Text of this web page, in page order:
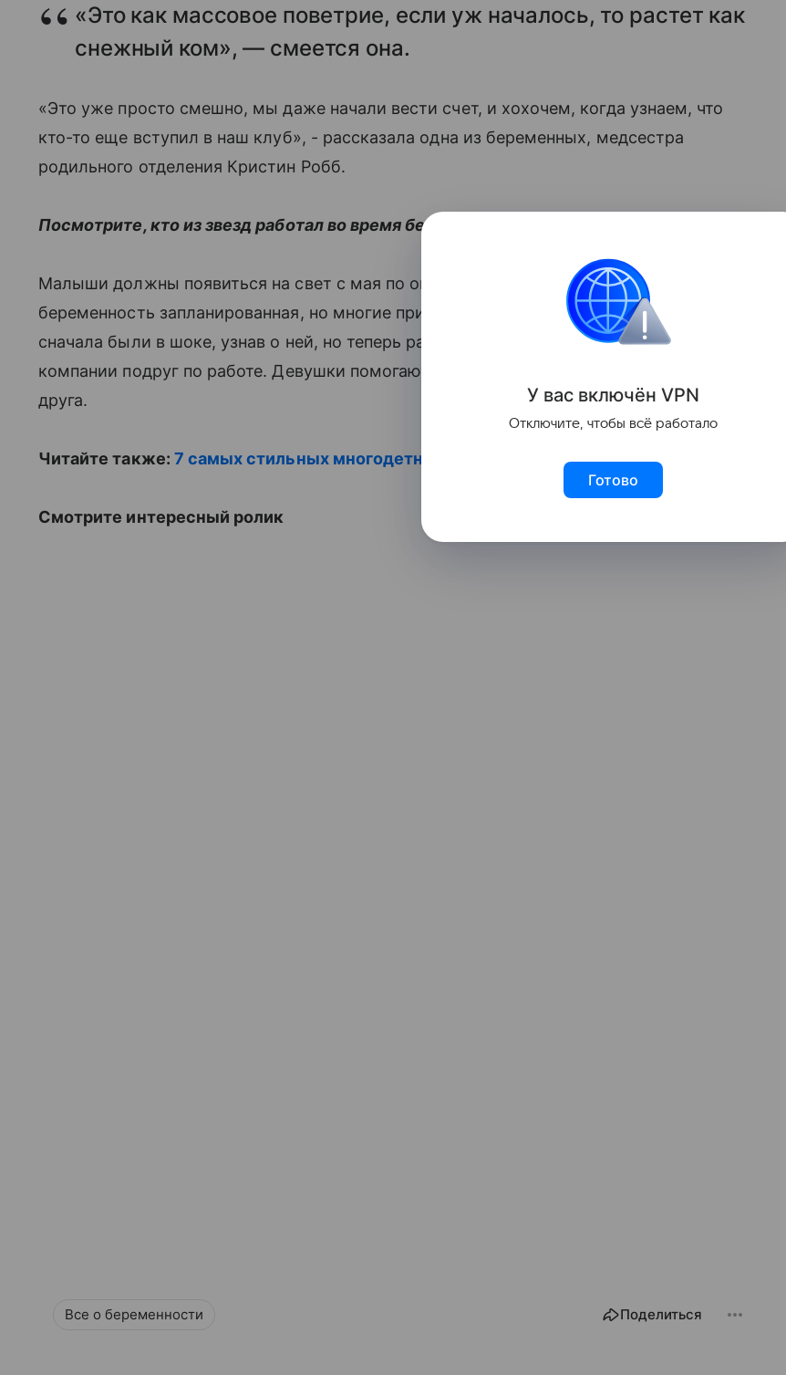
«Это как массовое поветрие, если уж началось, то растет как
снежный ком», — смеется она.
«Это уже просто смешно, мы даже начали вести счет, и хохочем, когда узнаем, что
кто-то еще вступил в наш клуб», - рассказала одна из беременных, медсестра
родильного отделения Кристин Робб.
Посмотрите, кто из звезд работал во время беременности:
Малыши должны появиться на свет с мая по октябрь. У некоторых медсестер
беременность запланированная, но многие признаются, что забеременели случайно, и
сначала были в шоке, узнав о ней, но теперь рады, что вынашивают малышей в
компании подруг по работе. Девушки помогают, поддерживают и подменяют друг
друга.
Читайте также: 7 самых стильных многодетных мам
Смотрите интересный ролик
Все о беременности Поделиться
У вас включён VPN
Отключите, чтобы всё работало
Готово